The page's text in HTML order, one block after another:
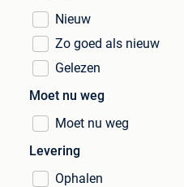
Nieuw
Zo goed als nieuw
Gelezen
Moet nu weg
Moet nu weg
Levering
Ophalen